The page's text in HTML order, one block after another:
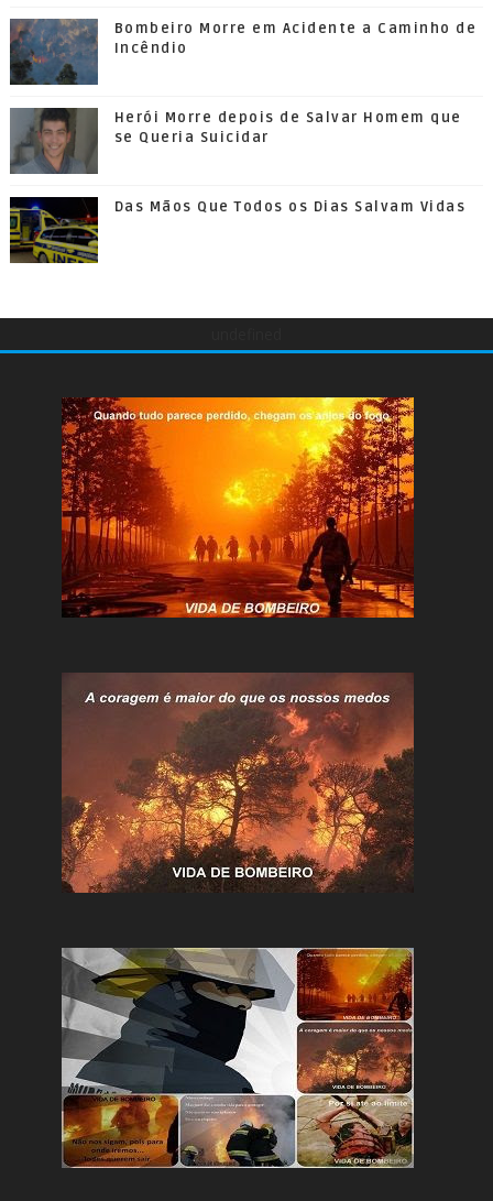
Bombeiro Morre em Acidente a Caminho de
Incêndio
Herói Morre depois de Salvar Homem que
se Queria Suicidar
Das Mãos Que Todos os Dias Salvam Vidas